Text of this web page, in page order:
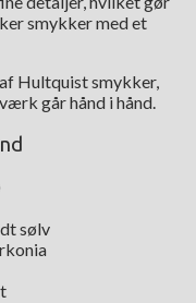
smykker med et
Hultquist smykker,
går hånd i hånd.
sølv